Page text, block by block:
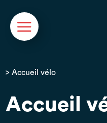
> Accueil vélo
Accueil